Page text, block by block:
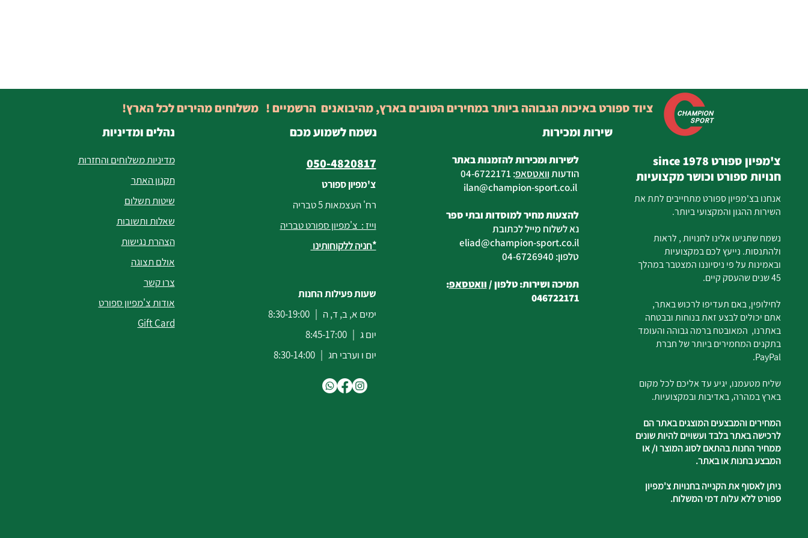
נהלים ומדיניות
מדיניות משלוחים והחזרות
תקנון האתר
שיטות תשלום
שאלות ותשובות
הצהרת נגישות
אולם תצוגה
צרו קשר
אודות צ'מפיון ספורט
Gift Card
נשמח לשמוע מכם
050-4820817
צ'מפיון ספורט
רח' העצמאות 5 טבריה
וייז : צ'מפיון ספורט טבריה
*חניה ללקוחותינו
שעות פעילות החנות
ימים א, ב, ד, ה | 8:30-19:00
יום ג | 8:45-17:00
יום ו וערבי חג | 8:30-14:00
לשירות ומכירות להזמנות באתר
הודעותוואטסאפ:
04-6722171
ilan
@champion-sport.co.il
להצעות מחיר למוסדות ובתי ספר
נא לשלוח מייל לכתובת
eliad@champion-sport.co.il
טלפון: 04-6726940
תמיכה ושירות: טלפון /וואטסאפ:
046722171
צ'מפיון ספורט since 1978
חנויות ספורט וכושר מקצועיות
אנחנו בצ'מפיון ספורט מתחייבים לתת את
השירות ההגון והמקצועי ביותר.
נשמח שתגיעו אלינו לחנויות , לראות
ולהתנסות. נייעץ לכם במקצועיות
ובאמינות על פי ניסיוננו המצטבר במהלך
45 שנים שהעסק קיים.
לחילופין, באם תעדיפו לרכוש באתר,
אתם יכולים לבצע זאת בנוחות ובבטחה
באתרנו, המאובטח ברמה גבוהה והעומד
בתקנים המחמירים ביותר של חברת
PayPal.
שליח מטעמנו, יגיע עד אליכם לכל מקום
בארץ במהרה, באדיבות ובמקצועיות.
המחירים והמבצעים המוצגים באתר הם
לרכישה באתר בלבד ועשויים להיות שונים
ממחיר החנות בהתאם לסוג המוצר ו/ או
המבצע בחנות או באתר.
ניתן לאסוף את הקנייה בחנויות צ'מפיון
ספורט ללא עלות דמי המשלוח.
שירות ומכירות
ציוד ספורט באיכות הגבוהה ביותר במחירים הטובים בארץ, מהיבואנים הרשמיים ! משלוחים מהירים לכל הארץ!